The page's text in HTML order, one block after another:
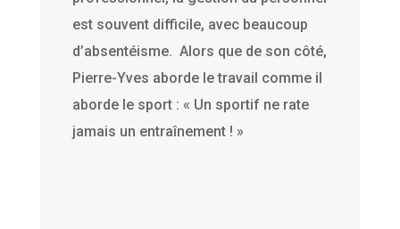
est souvent difficile, avec beaucoup
d’absentéisme. Alors que de son côté,
Pierre-Yves aborde le travail comme il
aborde le sport : « Un sportif ne rate
jamais un entraînement ! »